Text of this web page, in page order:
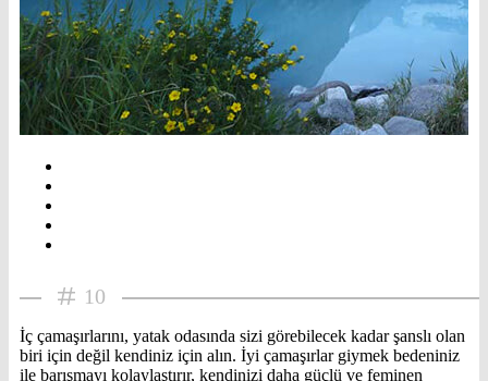
10
İç çamaşırlarını, yatak odasında sizi görebilecek kadar şanslı olan
biri için değil kendiniz için alın. İyi çamaşırlar giymek bedeniniz
ile barışmayı kolaylaştırır, kendinizi daha güçlü ve feminen